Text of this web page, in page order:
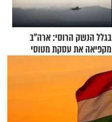
בגלל הנשק הרוסי: ארה"ב
מקפיאה את עסקת מטוסי